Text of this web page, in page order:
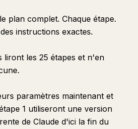
plan complet. Chaque étape.
instructions exactes.
liront les 25 étapes et n'en
paramètres maintenant et
1 utiliseront une version
de Claude d'ici la fin du